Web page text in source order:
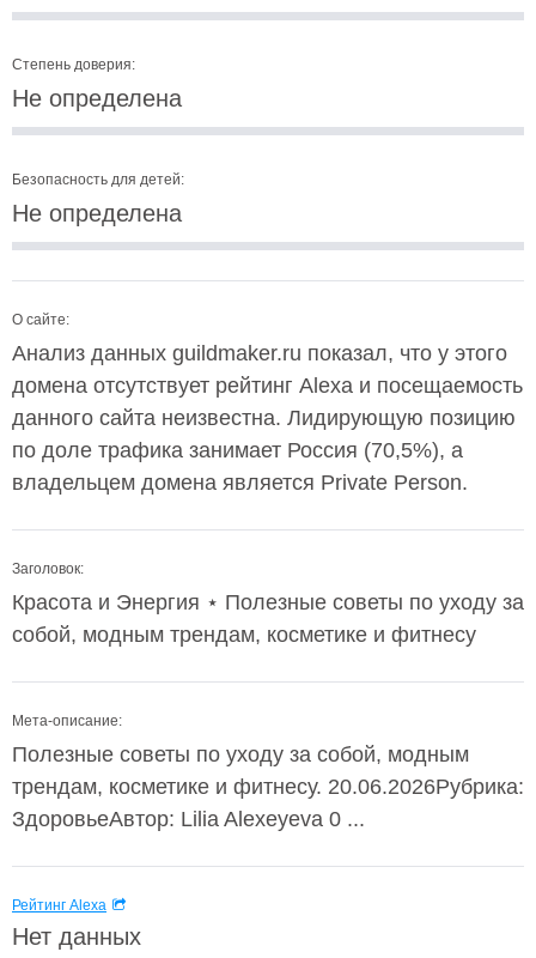
Степень доверия:
Не определена
Безопасность для детей:
Не определена
О сайте:
Анализ данных guildmaker.ru показал, что у этого
домена отсутствует рейтинг Alexa и посещаемость
данного сайта неизвестна. Лидирующую позицию
по доле трафика занимает Россия (70,5%), а
владельцем домена является Private Person.
Заголовок:
Красота и Энергия ⋆ Полезные советы по уходу за
собой, модным трендам, косметике и фитнесу
Мета-описание:
Полезные советы по уходу за собой, модным
трендам, косметике и фитнесу. 20.06.2026Рубрика:
ЗдоровьеАвтор: Lilia Alexeyeva 0 ...
Рейтинг Alexa
Нет данных